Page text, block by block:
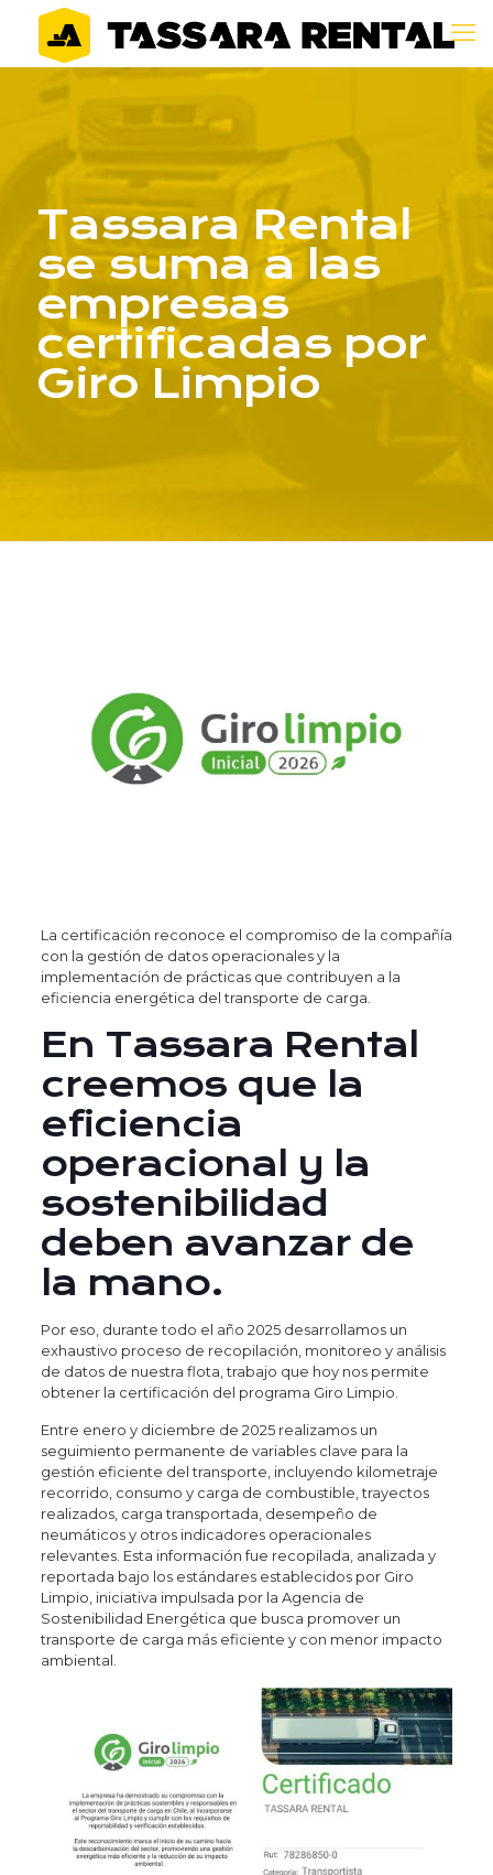
Tassara Rental
se suma a las
empresas
certificadas por
Giro Limpio
La certificación reconoce el compromiso de la compañía
con la gestión de datos operacionales y la
implementación de prácticas que contribuyen a la
eficiencia energética del transporte de carga.
En Tassara Rental
creemos que la
eficiencia
operacional y la
sostenibilidad
deben avanzar de
la mano.
Por eso, durante todo el año 2025 desarrollamos un
exhaustivo proceso de recopilación, monitoreo y análisis
de datos de nuestra flota, trabajo que hoy nos permite
obtener la certificación del programa Giro Limpio.
Entre enero y diciembre de 2025 realizamos un
seguimiento permanente de variables clave para la
gestión eficiente del transporte, incluyendo kilometraje
recorrido, consumo y carga de combustible, trayectos
realizados, carga transportada, desempeño de
neumáticos y otros indicadores operacionales
relevantes. Esta información fue recopilada, analizada y
reportada bajo los estándares establecidos por Giro
Limpio, iniciativa impulsada por la Agencia de
Sostenibilidad Energética que busca promover un
transporte de carga más eficiente y con menor impacto
ambiental.